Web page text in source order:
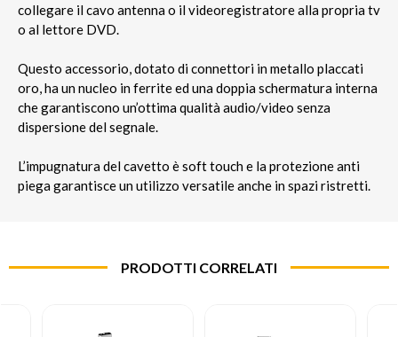
collegare il cavo antenna o il videoregistratore alla propria tv
o al lettore DVD.
Questo accessorio, dotato di connettori in metallo placcati
oro, ha un nucleo in ferrite ed una doppia schermatura interna
che garantiscono un’ottima qualità audio/video senza
dispersione del segnale.
L’impugnatura del cavetto è soft touch e la protezione anti
piega garantisce un utilizzo versatile anche in spazi ristretti.
PRODOTTI CORRELATI